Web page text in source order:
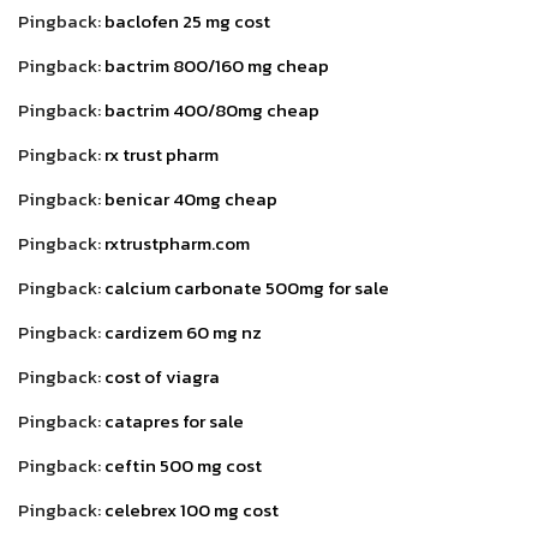
Pingback:baclofen 25 mg cost
Pingback:bactrim 800/160 mg cheap
Pingback:bactrim 400/80mg cheap
Pingback:rx trust pharm
Pingback:benicar 40mg cheap
Pingback:rxtrustpharm.com
Pingback:calcium carbonate 500mg for sale
Pingback:cardizem 60 mg nz
Pingback:cost of viagra
Pingback:catapres for sale
Pingback:ceftin 500 mg cost
Pingback:celebrex 100 mg cost